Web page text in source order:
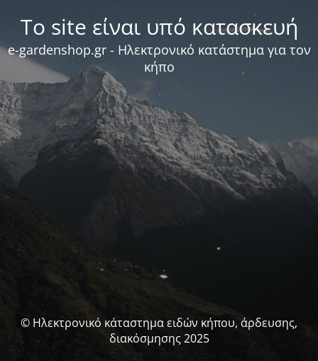
Το site είναι υπό κατασκευή
e-gardenshop.gr - Ηλεκτρονικό κατάστημα για τον
κήπο
© Ηλεκτρονικό κάταστημα ειδών κήπου, άρδευσης,
διακόσμησης 2025